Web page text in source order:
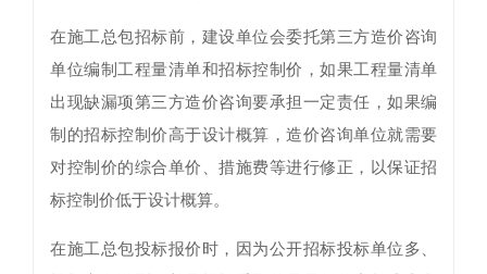
在施工总包招标前，建设单位会委托第三方造价咨询
单位编制工程量清单和招标控制价，如果工程量清单
出现缺漏项第三方造价咨询要承担一定责任，如果编
制的招标控制价高于设计概算，造价咨询单位就需要
对控制价的综合单价、措施费等进行修正，以保证招
标控制价低于设计概算。
在施工总包投标报价时，因为公开招标投标单位多、